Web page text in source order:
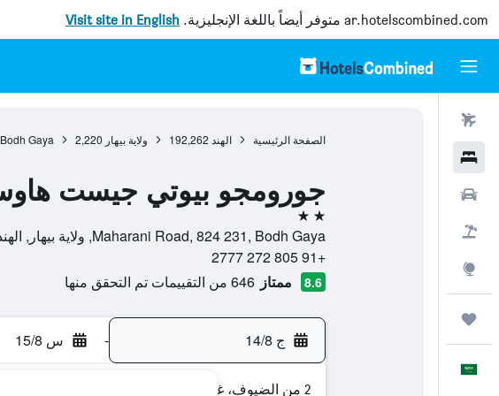
ar.hotelscombined.com متوفر أيضاً باللغة الإنجليزية. Visit site in English
الصفحة الرئيسية الهند 192,262 ولاية بيهار 2,220
Bodh Gaya
جورومجو بيوتي جيست
2 نجمتين
Maharani Road, 824 231, Bodh Gaya, ولاية بيهار, الهند
+91 805 272 2777
8.6 ممتاز 646 من التقييمات تم التحقق منها
ج 14/8 - س 15/8
2 من الضيوف، غرفة واحدة